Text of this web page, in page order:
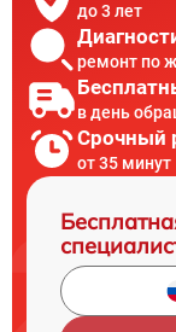
до 3 лет
ремонт по
в день
Срочный
от 35 минут